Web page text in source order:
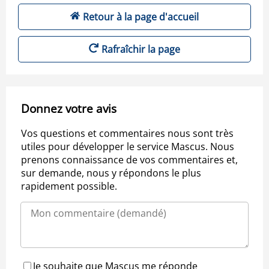
Retour à la page d'accueil
Rafraîchir la page
Donnez votre avis
Vos questions et commentaires nous sont très
utiles pour développer le service Mascus. Nous
prenons connaissance de vos commentaires et,
sur demande, nous y répondons le plus
rapidement possible.
Je souhaite que Mascus me réponde